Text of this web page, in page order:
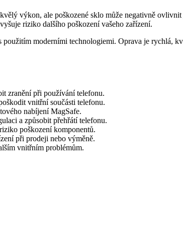
výkon, ale poškozené sklo může negativně
riziko dalšího poškození vašeho zařízení.
moderními technologiemi. Oprava je rychlá,
zranění při používání telefonu.
vnitřní součásti telefonu.
nabíjení MagSafe.
a způsobit přehřátí telefonu.
poškození komponentů.
při prodeji nebo výměně.
vnitřním problémům.